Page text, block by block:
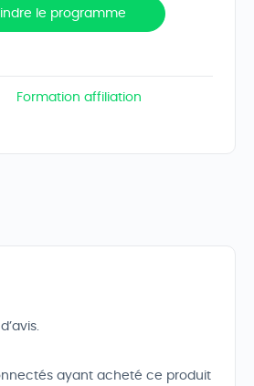
le programme
Formation affiliation
ayant acheté ce produit